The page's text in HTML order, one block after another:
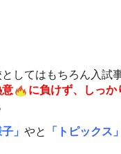
してはもちろん入試
意
に負けず、しっ
」 やと 「トピックス」